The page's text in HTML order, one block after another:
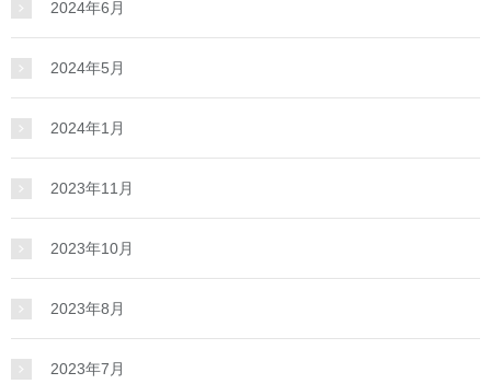
2024年6月
2024年5月
2024年1月
2023年11月
2023年10月
2023年8月
2023年7月